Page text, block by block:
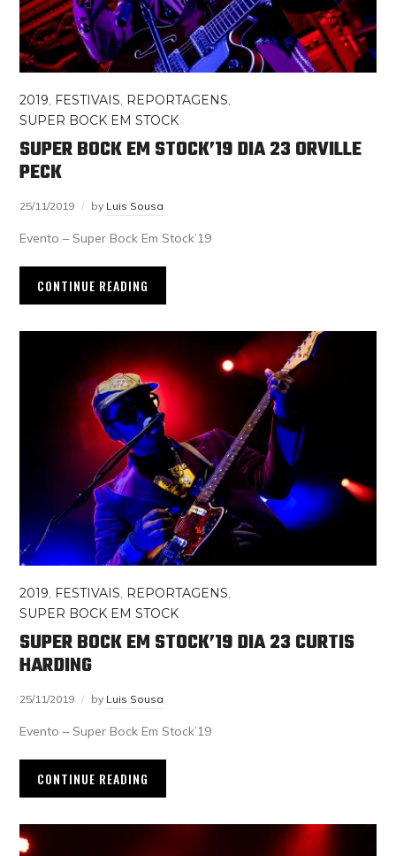
2019, FESTIVAIS, REPORTAGENS,
SUPER BOCK EM STOCK
SUPER BOCK EM STOCK’19 DIA 23 ORVILLE
PECK
25/11/2019 by Luis Sousa
Evento – Super Bock Em Stock’19
CONTINUE READING
2019, FESTIVAIS, REPORTAGENS,
SUPER BOCK EM STOCK
SUPER BOCK EM STOCK’19 DIA 23 CURTIS
HARDING
25/11/2019 by Luis Sousa
Evento – Super Bock Em Stock’19
CONTINUE READING